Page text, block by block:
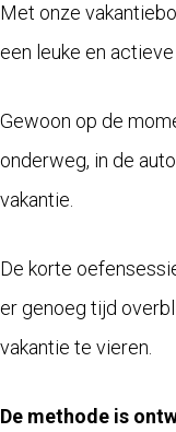
Met onze
een leuke en
Gewoon op de
onderweg, in de
vakantie.
De korte
er genoeg tijd
vakantie te vieren.
De methode is